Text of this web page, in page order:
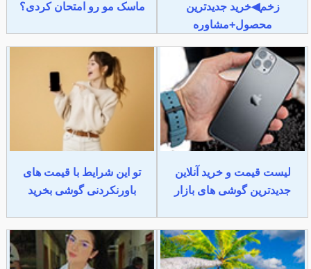
زخم◀خرید جدیدترین
محصول+مشاوره
ماسک مو رو امتحان کردی؟
لیست قیمت و خرید آنلاین
جدیدترین گوشی های بازار
تو این شرایط با قیمت های
باورنکردنی گوشی بخرید